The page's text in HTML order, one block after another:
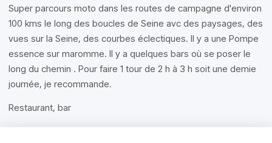
Super parcours moto dans les routes de campagne d'environ
100 kms le long des boucles de Seine avc des paysages, des
vues sur la Seine, des courbes éclectiques. Il y a une Pompe
essence sur maromme. Il y a quelques bars où se poser le
long du chemin . Pour faire 1 tour de 2 h à 3 h soit une demie
journée, je recommande.
Restaurant, bar